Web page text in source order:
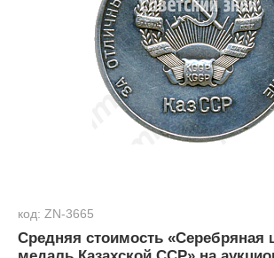
код: ZN-3665
Средняя стоимость «Серебряная